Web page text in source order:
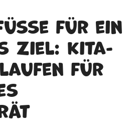
für ein
Ziel: Kita-
für